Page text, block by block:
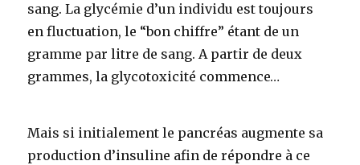
sang. La glycémie d’un individu est toujours
en fluctuation, le “bon chiffre” étant de un
gramme par litre de sang. A partir de deux
grammes, la glycotoxicité commence…
Mais si initialement le pancréas augmente sa
production d’insuline afin de répondre à ce